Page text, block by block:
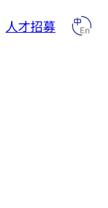
人才招募